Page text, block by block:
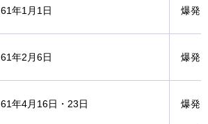
61年1月1日 爆発
61年2月6日 爆発
61年4月16日・23日 爆発